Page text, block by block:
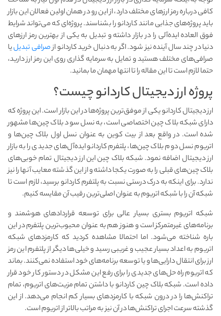
کافی درباره رمز ارزهای مختلف دارد، از این رو در همان اولین فعالان این بازار
باید پروژه‌های جذابی مانند کاردانو را بشناسند. پروژه‌ای که می‌تواند شرایط
فوق العاده ایده‌آلی را در بازار داشته و تبدیل به یکی از بهترین رمز ارزهای
دنیا در چند سال آینده نیز شود. اگر به دنبال خرید کاردانو ازصرافی تبدیلیا
صرافی‌های مختلف هستید و تمایل به سرمایه گذاری روی این رمز ارز دارید،
حتما لازم است تا این مقاله را تا انتها مهمان ما بمانید.
پروژه ارز دیجیتال کاردانو چیست؟
ارز دیجیتال کاردانو یکی از موفق‌ترین پروژه‌ها در این بازار است. این پروژه که
دارای شبکه بلاک چین اختصاصی است، به نسل سود بلاک چین‌ها مشهور
شده است. در واقع بعد از بیت کوین به عنوان نسل اول بلاک چین‌ها و
اتریوم نسل دوم بلاک چین‌ها، پلتفرم کاردانو ایده‌آل‌های جدیدی را به بازار
ارز دیجیتال اضافه نمود. شبکه بلاک چین این ارز دیجیتال تمام خوبی‌های
بلاک چین‌های قبلی را به صورت یکجا داشته و از این گذشته معایب آنها را نیز
ندارد. برای اینکه به درک درستی نسبت به پلتفرم کاردانو برسید، لازم است تا
شبکه آن را با شبکه اتریوم به عنوان اصلی‌ترین رقیب آن مقایسه کنیم.
شبکه اتریوم بستری بسیار عالی برای توسعه قراردادهای هوشمند و
برنامه‌های غیرمتمرکز است و هنوز هم به عنوان محبوب‌ترین پلتفرم در این
باره شناخته می‌شود. اما احتمالا مشاهده کردید که کارمزدهای شبکه
اتریوم به اعداد بسیار عجیب و غریبی رسید و خیلی‌ها دیگر از پلتفرم این رمز
ارز برای انتقال دارایی‌ها و یا توسعه برنامه‌های خود استفاده نمی‌کنند. بماند
که اتریوم راه حل‌های جدیدی را برای رفع این مشکل در دستور کار خود قرار
داده است. شبکه بلاک چین کاردانو با داشتن تمام مزیت‌های اتریوم، تمام
تراکنش‌ها را در درون شبکه با کارمزدهای بسیار کم انجام می‌دهد. از این
گذشته سرعت اجرای تراکنش‌ها در آن نیز به مراتب بالاتر از اتریوم است.